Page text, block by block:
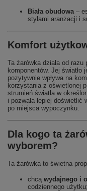
Biała obudowa–
stylami aranżacji i
Komfort
Ta żarówka działa od
komponentów. Jej
pozytywnie wpływa na
korzystania z oświetlonej
strumień światła w
i pozwala lepiej doświetlić
po miejsca wypoczynku.
Dla kogo ta
wyborem?
Ta żarówka to świetna
chcą wydajnego i
codziennego użytku;